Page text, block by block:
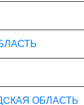
ОБЛАСТЬ